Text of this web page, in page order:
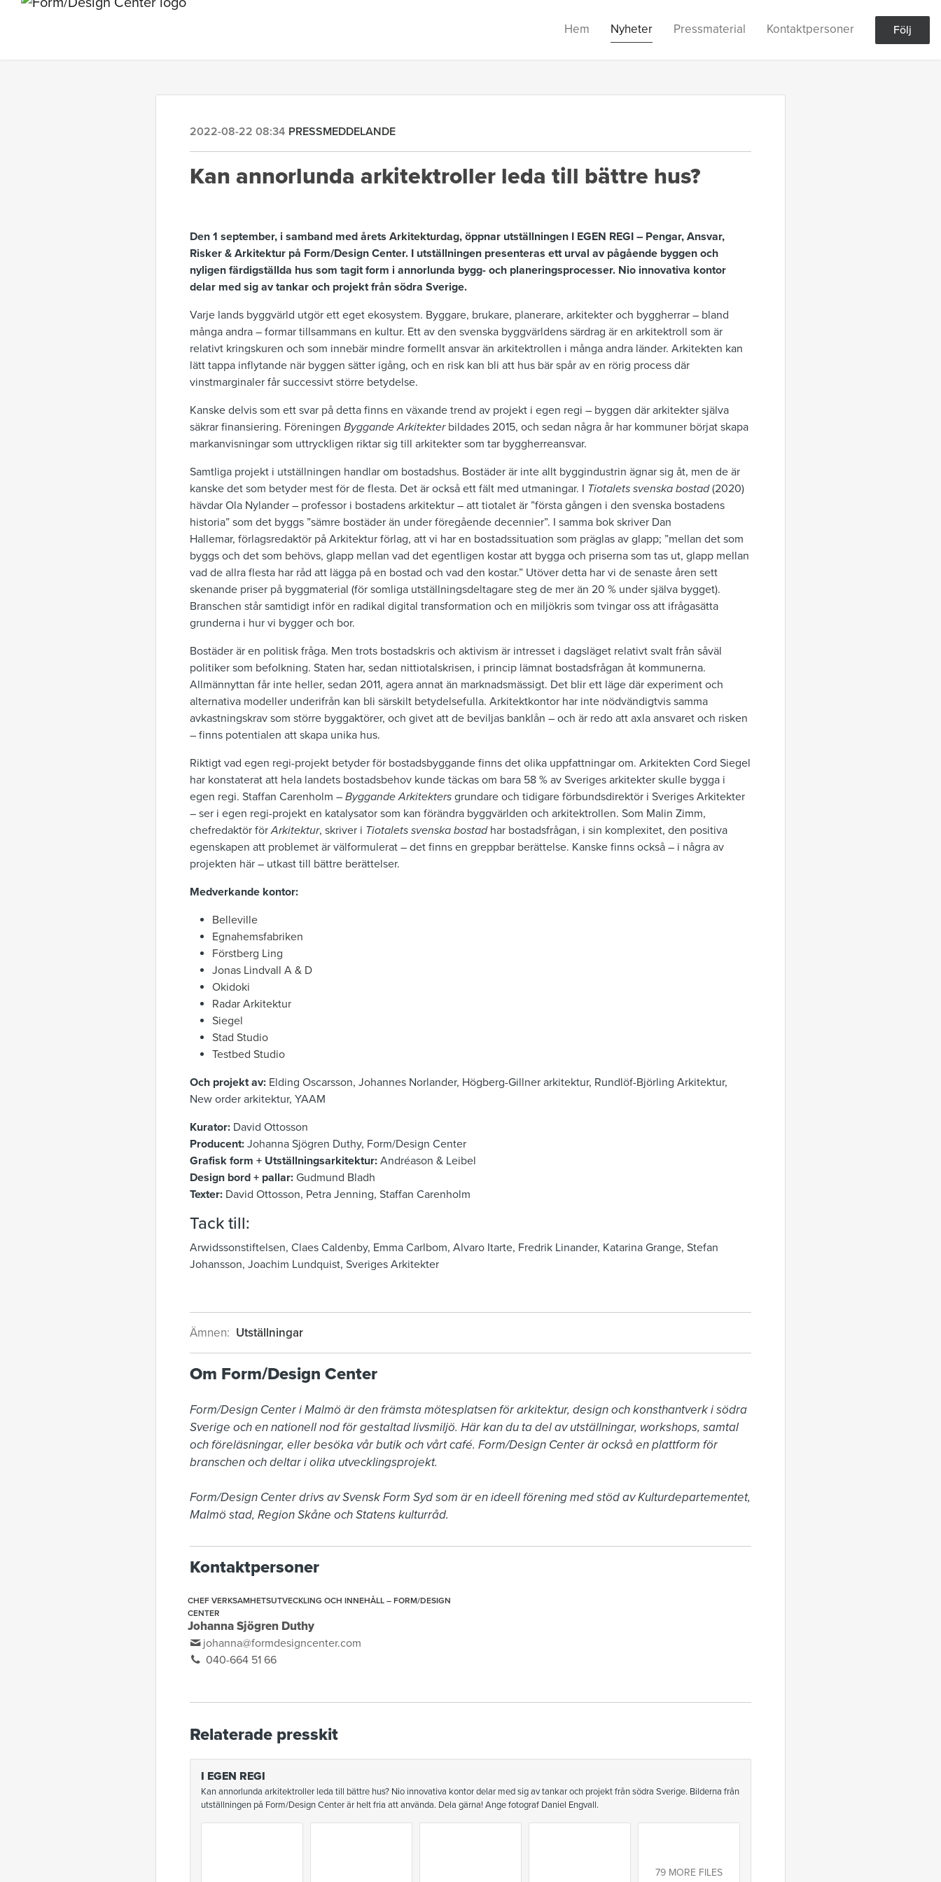
Hem Nyheter Pressmaterial Kontaktpersoner Följ
2022-08-22 08:34 PRESSMEDDELANDE
Kan annorlunda arkitektroller leda till bättre hus?
Den 1 september, i samband med årets Arkitekturdag, öppnar utställningen I EGEN REGI – Pengar, Ansvar,
Risker & Arkitektur på Form/Design Center. I utställningen presenteras ett urval av pågående byggen och
nyligen färdigställda hus som tagit form i annorlunda bygg- och planeringsprocesser. Nio innovativa kontor
delar med sig av tankar och projekt från södra Sverige.
Varje lands byggvärld utgör ett eget ekosystem. Byggare, brukare, planerare, arkitekter och byggherrar – bland
många andra – formar tillsammans en kultur. Ett av den svenska byggvärldens särdrag är en arkitektroll som är
relativt kringskuren och som innebär mindre formellt ansvar än arkitektrollen i många andra länder. Arkitekten kan
lätt tappa inflytande när byggen sätter igång, och en risk kan bli att hus bär spår av en rörig process där
vinstmarginaler får successivt större betydelse.
Kanske delvis som ett svar på detta finns en växande trend av projekt i egen regi – byggen där arkitekter själva
säkrar finansiering. Föreningen Byggande Arkitekterbildades 2015, och sedan några år har kommuner börjat skapa
markanvisningar som uttryckligen riktar sig till arkitekter som tar byggherreansvar.
Samtliga projekt i utställningen handlar om bostadshus. Bostäder är inte allt byggindustrin ägnar sig åt, men de är
kanske det som betyder mest för de flesta. Det är också ett fält med utmaningar. I Tiotalets svenska bostad(2020)
hävdar Ola Nylander – professor i bostadens arkitektur – att tiotalet är ”första gången i den svenska bostadens
historia” som det byggs ”sämre bostäder än under föregående decennier”. I samma bok skriver Dan
Hallemar, förlagsredaktör på Arkitektur förlag, att vi har en bostadssituation som präglas av glapp; ”mellan det som
byggs och det som behövs, glapp mellan vad det egentligen kostar att bygga och priserna som tas ut, glapp mellan
vad de allra flesta har råd att lägga på en bostad och vad den kostar.” Utöver detta har vi de senaste åren sett
skenande priser på byggmaterial (för somliga utställningsdeltagare steg de mer än 20 % under själva bygget).
Branschen står samtidigt inför en radikal digital transformation och en miljökris som tvingar oss att ifrågasätta
grunderna i hur vi bygger och bor.
Bostäder är en politisk fråga. Men trots bostadskris och aktivism är intresset i dagsläget relativt svalt från såväl
politiker som befolkning. Staten har, sedan nittiotalskrisen, i princip lämnat bostadsfrågan åt kommunerna.
Allmännyttan får inte heller, sedan 2011, agera annat än marknadsmässigt. Det blir ett läge där experiment och
alternativa modeller underifrån kan bli särskilt betydelsefulla. Arkitektkontor har inte nödvändigtvis samma
avkastningskrav som större byggaktörer, och givet att de beviljas banklån – och är redo att axla ansvaret och risken
– finns potentialen att skapa unika hus.
Riktigt vad egen regi-projekt betyder för bostadsbyggande finns det olika uppfattningar om. Arkitekten Cord Siegel
har konstaterat att hela landets bostadsbehov kunde täckas om bara 58 % av Sveriges arkitekter skulle bygga i
egen regi. Staffan Carenholm – Byggande Arkitekters grundare och tidigare förbundsdirektör i Sveriges Arkitekter
– ser i egen regi-projekt en katalysator som kan förändra byggvärlden och arkitektrollen. Som Malin Zimm,
chefredaktör förArkitektur, skriver i Tiotalets svenska bostadhar bostadsfrågan, i sin komplexitet, den positiva
egenskapen att problemet är välformulerat – det finns en greppbar berättelse. Kanske finns också – i några av
projekten här – utkast till bättre berättelser.
Medverkande kontor:
Belleville
Egnahemsfabriken
Förstberg Ling
Jonas Lindvall A & D
Okidoki
Radar Arkitektur
Siegel
Stad Studio
Testbed Studio
Och projekt av: Elding Oscarsson, Johannes Norlander, Högberg-Gillner arkitektur, Rundlöf-Björling Arkitektur,
New order arkitektur, YAAM
Kurator: David Ottosson
Producent: Johanna Sjögren Duthy, Form/Design Center
Grafisk form + Utställningsarkitektur: Andréason & Leibel
Design bord + pallar: Gudmund Bladh
Texter: David Ottosson, Petra Jenning, Staffan Carenholm
Tack till:
Arwidssonstiftelsen, Claes Caldenby, Emma Carlbom, Alvaro Itarte, Fredrik Linander, Katarina Grange, Stefan
Johansson, Joachim Lundquist, Sveriges Arkitekter
Ämnen: Utställningar
Om Form/Design Center
Form/Design Center i Malmö är den främsta mötesplatsen för arkitektur, design och konsthantverk i södra
Sverige och en nationell nod för gestaltad livsmiljö. Här kan du ta del av utställningar, workshops, samtal
och föreläsningar, eller besöka vår butik och vårt café. Form/Design Center är också en plattform för
branschen och deltar i olika utvecklingsprojekt.
Form/Design Center drivs av Svensk Form Syd som är en ideell förening med stöd av Kulturdepartementet,
Malmö stad, Region Skåne och Statens kulturråd.
Kontaktpersoner
CHEF VERKSAMHETSUTVECKLING OCH INNEHÅLL – FORM/DESIGN
CENTER
Johanna Sjögren Duthy
johanna@formdesigncenter.com
040-664 51 66
Relaterade presskit
I EGEN REGI
Kan annorlunda arkitektroller leda till bättre hus? Nio innovativa kontor delar med sig av tankar och projekt från södra Sverige. Bilderna från
utställningen på Form/Design Center är helt fria att använda. Dela gärna! Ange fotograf Daniel Engvall.
79 MORE FILES